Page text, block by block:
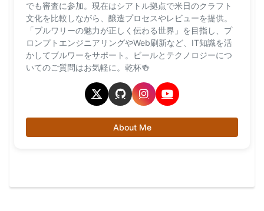
でも審査に参加。現在はシアトル拠点で米日のクラフト
文化を比較しながら、醸造プロセスやレビューを提供。
「ブルワリーの魅力が正しく伝わる世界」を目指し、プ
ロンプトエンジニアリングやWeb刷新など、IT知識を活
かしてブルワーをサポート。ビールとテクノロジーにつ
いてのご質問はお気軽に。乾杯🍻
About Me